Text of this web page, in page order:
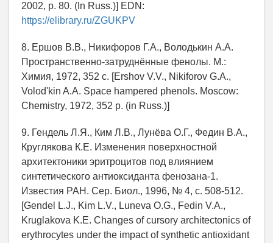
2002, p. 80. (In Russ.)] EDN:
https://elibrary.ru/ZGUKPV
8. Ершов В.В., Никифоров Г.А., Володькин A.A.
Пространственно-затруднённые фенолы. М.:
Химия, 1972, 352 с. [Ershov V.V., Nikiforov G.A.,
Volod'kin A.A. Space hampered phenols. Moscow:
Chemistry, 1972, 352 p. (in Russ.)]
9. Гендель Л.Я., Ким Л.В., Лунёва О.Г., Федин В.А.,
Круглякова К.Е. Изменения поверхностной
архитектоники эритроцитов под влиянием
синтетического антиоксиданта фенозана-1.
Известия РАН. Сер. Биол., 1996, № 4, c. 508-512.
[Gendel L.J., Kim L.V., Luneva O.G., Fedin V.A.,
Kruglakova K.E. Changes of cursory architectonics of
erythrocytes under the impact of synthetic antioxidant